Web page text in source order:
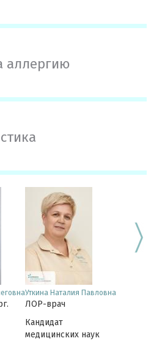
аллергию
Уткина Наталия Павловна
ЛОР-врач
Кандидат
медицинских наук